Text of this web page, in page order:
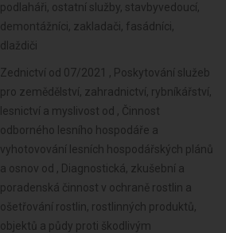
podlaháři, ostatní služby, stavbyvedoucí,
demontážníci, zakladači, fasádníci,
dlaždiči
Zednictví od 07/2021 , Poskytování služeb pro zemědělství, zahradnictví, rybníkářství, lesnictví a myslivost od , Činnost odborného lesního hospodáře a vyhotovování lesních hospodářských plánů a osnov od , Diagnostická, zkušební a poradenská činnost v ochraně rostlin a ošetřování rostlin, rostlinných produktů, objektů a půdy proti škodlivým organismům přípravky na ochranu rostlin nebo biocidními přípravky od , Chov zvířat a jejich výcvik (s výjimkou živočišné výroby) od , Nakládání s reprodukčním materiálem lesních dřevin od , Úprava nerostů, dobývání rašeliny a bahna od , Výroba potravinářských a škrobárenských výrobků od , Pěstitelské pálení od , Výroba krmiv, krmných směsí, doplňkových látek a premixů od , Výroba textilií, textilních výrobků, oděvů a oděvních doplňků od , Výroba a opravy obuvi, brašnářského a sedlářského zboží od , Zpracování dřeva, výroba dřevěných, korkových, proutěných a slaměných výrobků od , Výroba vlákniny, papíru a lepenky a zboží z těchto materiálů od , Vydavatelské činnosti, polygrafická výroba, knihařské a kopírovací práce od , Výroba, rozmnožování, distribuce, prodej, pronájem zvukových a zvukově-obrazových záznamů a výroba nenahraných nosičů údajů a záznamů od , Výroba kovových konstrukcí a kovodělných výrobků od , Výroba koksu, surového dehtu a jiných pevných paliv od , Umělecko-řemeslné zpracování kovů od , Výroba chemických látek a chemických směsí nebo předmětů a kosmetických přípravků od , Povrchové úpravy a svařování kovů a dalších materiálů od , Výroba hnojiv od , Výroba měřicích, zkušebních, navigačních, optických a fotografických přístrojů a zařízení od , Výroba plastových a pryžových výrobků od , Výroba elektronických součástek, elektrických zařízení a výroba a opravy elektrických strojů, přístrojů a elektronických zařízení pracujících na malém napětí od , Výroba a zpracování skla od , Výroba neelektrických zařízení pro domácnost od , Výroba stavebních hmot, porcelánových, keramických a sádrových výrobků od , Výroba strojů a zařízení od , Výroba brusiv a ostatních minerálních nekovových výrobků od , Výroba motorových a přípojných vozidel a karoserií od , Broušení technického a šperkového kamene od , Stavba a výroba plavidel od , Výroba a hutní zpracování železa, drahých a neželezných kovů a jejich slitin od , Výroba, vývoj, projektování, zkoušky, instalace, údržba, opravy, modifikace a konstrukční změny letadel, motorů letadel, vrtulí, letadlových částí a zařízení a leteckých pozemních zařízení od , Výroba drážních hnacích vozidel a drážních vozidel na dráze tramvajové, trolejbusové a lanové a železničního parku od , Výroba jízdních kol, vozíků pro invalidy a jiných nemotorových dopravních prostředků od , Výroba a opravy čalounických výrobků od , Výroba, opravy a údržba sportovních potřeb, her, hraček a dětských kočárků od , Výroba zdravotnických prostředků od , Výroba a opravy zdrojů ionizujícího záření od , Výroba školních a kancelářských potřeb, kromě výrobků z papíru, výroba bižuterie, kartáčnického a konfekčního zboží, deštníků, upomínkových předmětů od , Výroba dalších výrobků zpracovatelského průmyslu od , Provozování vodovodů a kanalizací a úprava a rozvod vody od , Nakládání s odpady (vyjma nebezpečných) od , Přípravné a dokončovací stavební práce, specializované stavební činnosti od , Sklenářské práce, rámování a paspartování od , Zprostředkování obchodu a služeb od , Velkoobchod a maloobchod od , Zastavárenská činnost a maloobchod s použitým zbožím od , Údržba motorových vozidel a jejich příslušenství od , Potrubní a pozemní doprava (vyjma železniční a silniční motorové dopravy) od , Skladování, balení zboží, manipulace s nákladem a technické činnosti v dopravě od , Zasilatelství a zas